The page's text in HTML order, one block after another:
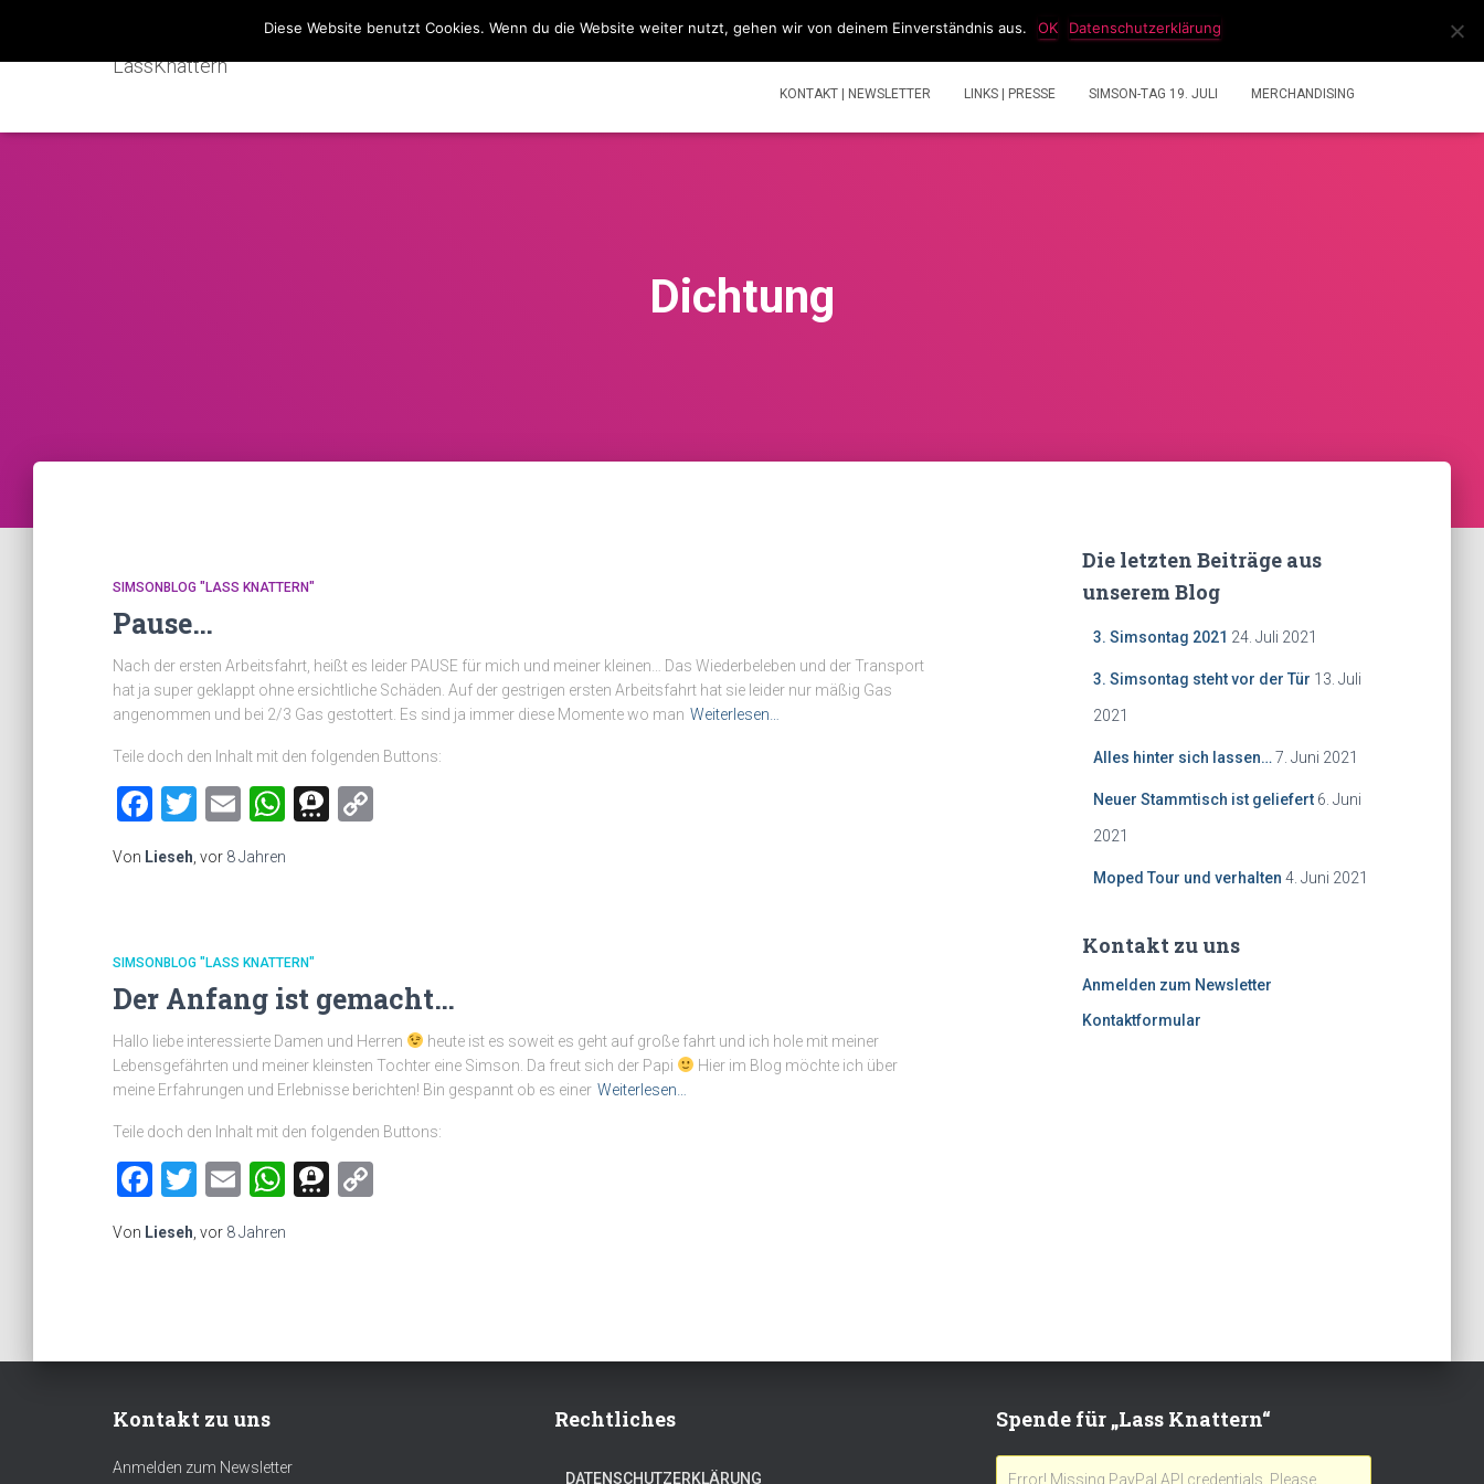
LassKnattern
SIMSONBLOG „LASS KNATTERN“ SIMSON TOUREN | VIDEOS 2 TAKT GEMISCHRECHNER
KONTAKT | NEWSLETTER LINKS | PRESSE SIMSON-TAG 19. JULI MERCHANDISING
Dichtung
SIMSONBLOG "LASS KNATTERN"
Pause…
Nach der ersten Arbeitsfahrt, heißt es leider PAUSE für mich und meiner kleinen… Das Wiederbeleben und der Transport
hat ja super geklappt ohne ersichtliche Schäden. Auf der gestrigen ersten Arbeitsfahrt hat sie leider nur mäßig Gas
angenommen und bei 2/3 Gas gestottert. Es sind ja immer diese Momente wo man Weiterlesen…
Teile doch den Inhalt mit den folgenden Buttons:
Facebook
Twitter
EmailWhatsApp
Threema
Von Lieseh , vor 8 Jahren
SIMSONBLOG "LASS KNATTERN"
Der Anfang ist gemacht…
Hallo liebe interessierte Damen und Herren
heute ist es soweit es geht auf große fahrt und ich hole mit meiner
Lebensgefährten und meiner kleinsten Tochter eine Simson. Da freut sich der Papi
Hier im Blog möchte ich über
meine Erfahrungen und Erlebnisse berichten! Bin gespannt ob es einer Weiterlesen…
Teile doch den Inhalt mit den folgenden Buttons:
Facebook
Twitter
EmailWhatsApp
Threema
Von Lieseh , vor 8 Jahren
Die letzten Beiträge aus
unserem Blog
3. Simsontag 2021 24. Juli 2021
3. Simsontag steht vor der Tür 13. Juli
2021
Alles hinter sich lassen… 7. Juni 2021
Neuer Stammtisch ist geliefert 6. Juni
2021
Moped Tour und verhalten 4. Juni 2021
Kontakt zu uns
Anmelden zum Newsletter
Kontaktformular
Kontakt zu uns
Anmelden zum Newsletter
Rechtliches
DATENSCHUTZERKLÄRUNG
Spende für „Lass Knattern“
Error! Missing PayPal API credentials. Please
Diese Website benutzt Cookies. Wenn du die Website weiter nutzt, gehen wir von deinem Einverständnis aus. OK Datenschutzerklärung